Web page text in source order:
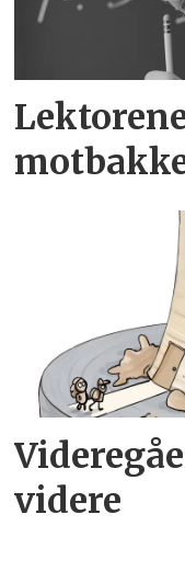
videre